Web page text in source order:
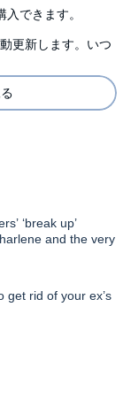
できます。
更新します。いつ
‘break up’
and the very
get rid of your ex’s
new?
gap where love